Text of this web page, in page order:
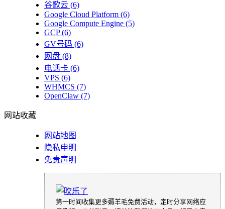
谷歌云 (6)
Google Cloud Platform (6)
Google Compute Engine (5)
GCP(6)
GV号码 (6)
网盘 (8)
电话卡 (6)
VPS (6)
WHMCS (7)
OpenClaw (7)
网站收藏
网站地图
隐私申明
免责声明
第一时间收集更多薅羊毛免费活动，定时分享网络应